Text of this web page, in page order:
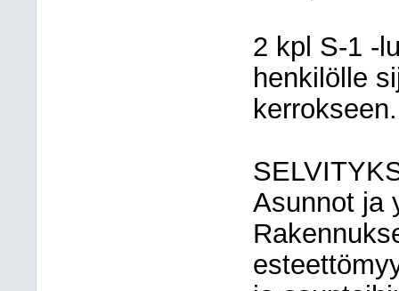
2 kpl S-1 -
henkilölle
kerrokseen.
Asunnot ja